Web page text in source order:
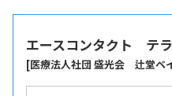
エースコンタクト テ
[医療法人社団 盛光会 辻堂ベ